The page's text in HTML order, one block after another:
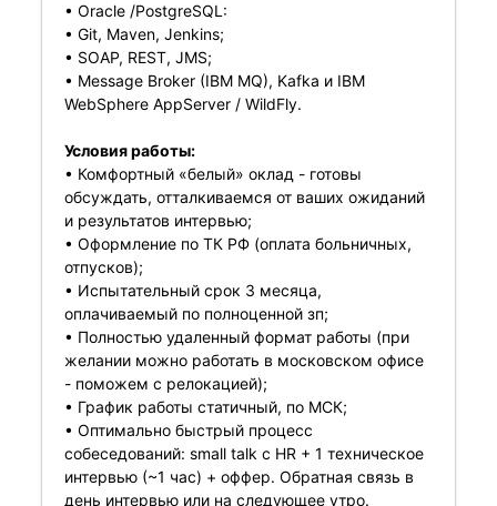
• Oracle /PostgreSQL:
• Git, Maven, Jenkins;
• SOAP, REST, JMS;
• Message Broker (IBM MQ), Kafka и IBM
WebSphere AppServer / WildFly.
Условия работы:
• Комфортный «белый» оклад - готовы
обсуждать, отталкиваемся от ваших ожиданий
и результатов интервью;
• Оформление по ТК РФ (оплата больничных,
отпусков);
• Испытательный срок 3 месяца,
оплачиваемый по полноценной зп;
• Полностью удаленный формат работы (при
желании можно работать в московском офисе
- поможем с релокацией);
• График работы статичный, по МСК;
• Оптимально быстрый процесс
собеседований: small talk с HR + 1 техническое
интервью (~1 час) + оффер. Обратная связь в
день интервью или на следующее утро.